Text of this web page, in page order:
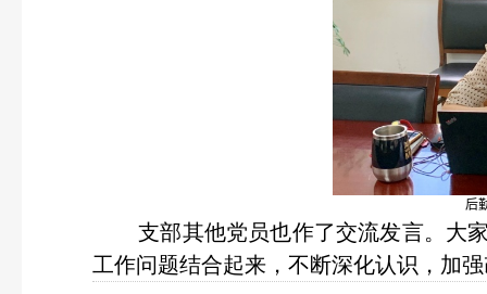
后
支部其他党员也作了交流发言。大
工作问题结合起来，不断深化认识，加